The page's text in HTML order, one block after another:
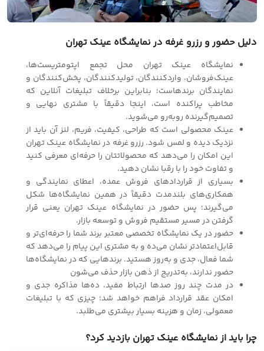
دلیل حضور و رزرو غرفه در نمایشگاه عینک تهران
نمایشگاه عینک تهران محل تجمع اپتومتریست‌ها،
عینک‌فروشان، واردکنندگان، تولیدکنندگان، پخش‌کنندگان و
نمایندگان برندهاست؛ بنابراین برخلاف تبلیغات آنلاین که
مخاطب پراکنده است، اینجا دقیقاً با مشتری نهایی و
تصمیم‌گیرنده روبه‌رو می‌شوید.
عینک محصولی است که طراحی، کیفیت، فریم، لنز آن باید از
نزدیک دیده و لمس شود. رزرو غرفه در نمایشگاه عینک تهران
این امکان را می‌دهد که محصولاتتان را حرفه‌ای معرفی کنید
و تفاوت خود را با رقبا نشان دهید.
بسیاری از قراردادهای فروش عمده، اعطای نمایندگی و
همکاری‌های بلندمدت دقیقاً در همین نمایشگاه‌ها شکل
می‌گیرند؛ پس حضور در نمایشگاه عینک تهران یعنی قرار
گرفتن در مسیر مستقیم فروش و توسعه بازار.
حضور در یک نمایشگاه تخصصی معتبر برند شما را حرفه‌ای‌تر و
قابل‌اعتمادتر نشان می‌ده و به مشتری این پیام را می‌دهد که
شما فعال، جدی و به‌روز هستید. برندهایی که در نمایشگاه‌ها
حضور ندارند، به‌تدریج از ذهن بازار حذف می‌شون
در مدت چند روز صدها ارتباط مفید، ده‌ها مذاکره جدی و
امکان عقد قرارداد فراهم خواهد شد؛ چیزی که با تبلیغات
معمولی، زمان و هزینه بسیار بیشتری می‌طلبد.
چرا باید از نمایشگاه عینک تهران بازدید کرد؟